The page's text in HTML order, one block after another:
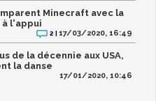
Minecraft avec la
à l'appui
2 |17/03/2020, 16:49
de la décennie aux USA,
la danse
17/01/2020, 10:46